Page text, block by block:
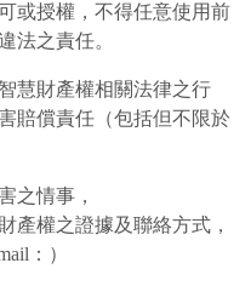
或授權，不得任意使用前
法之責任。
慧財產權相關法律之行
賠償責任（包括但不限於
之情事，
產權之證據及聯絡方式，
：）